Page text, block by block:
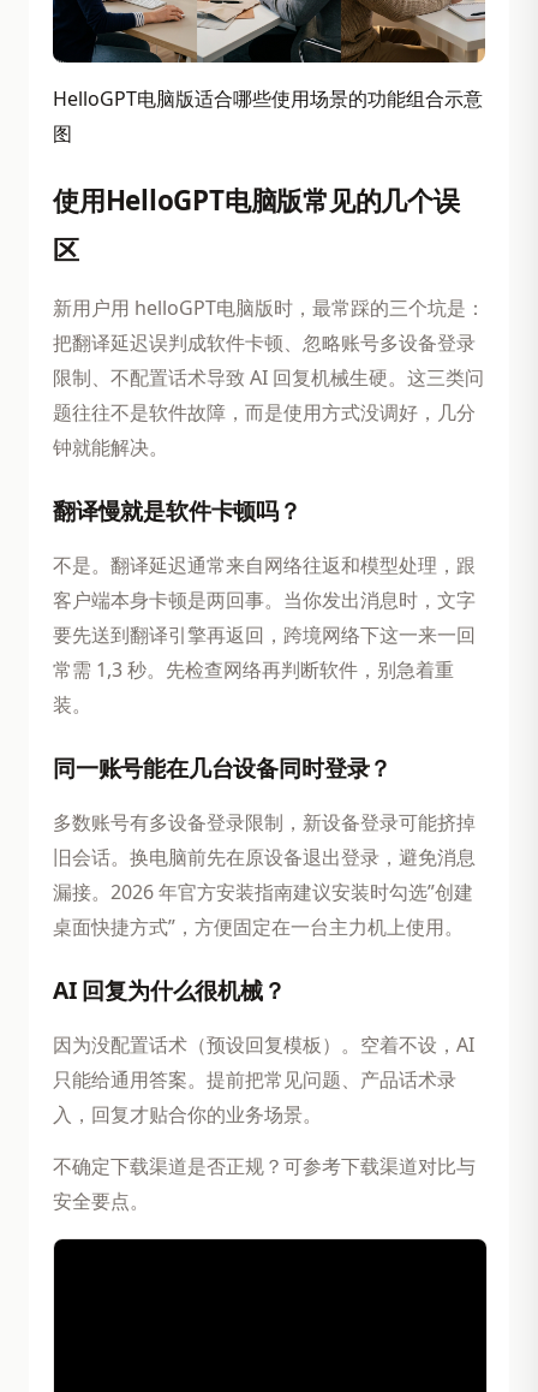
HelloGPT电脑版适合哪些使用场景的功能组合示意
图
使用HelloGPT电脑版常见的几个误
区
新用户用 helloGPT电脑版时，最常踩的三个坑是：
把翻译延迟误判成软件卡顿、忽略账号多设备登录
限制、不配置话术导致 AI 回复机械生硬。这三类问
题往往不是软件故障，而是使用方式没调好，几分
钟就能解决。
翻译慢就是软件卡顿吗？
不是。翻译延迟通常来自网络往返和模型处理，跟
客户端本身卡顿是两回事。当你发出消息时，文字
要先送到翻译引擎再返回，跨境网络下这一来一回
常需 1,3 秒。先检查网络再判断软件，别急着重
装。
同一账号能在几台设备同时登录？
多数账号有多设备登录限制，新设备登录可能挤掉
旧会话。换电脑前先在原设备退出登录，避免消息
漏接。2026 年官方安装指南建议安装时勾选”创建
桌面快捷方式”，方便固定在一台主力机上使用。
AI 回复为什么很机械？
因为没配置话术（预设回复模板）。空着不设，AI
只能给通用答案。提前把常见问题、产品话术录
入，回复才贴合你的业务场景。
不确定下载渠道是否正规？可参考下载渠道对比与
安全要点。